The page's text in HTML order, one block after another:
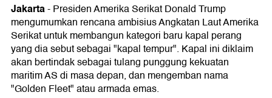
Jakarta-Presiden Amerika Serikat Donald Trump
mengumumkan rencana ambisius Angkatan Laut Amerika
Serikat untuk membangun kategori baru kapal perang
yang dia sebut sebagai "kapal tempur". Kapal ini diklaim
akan bertindak sebagai tulang punggung kekuatan
maritim AS di masa depan, dan mengemban nama
"Golden Fleet" atau armada emas.